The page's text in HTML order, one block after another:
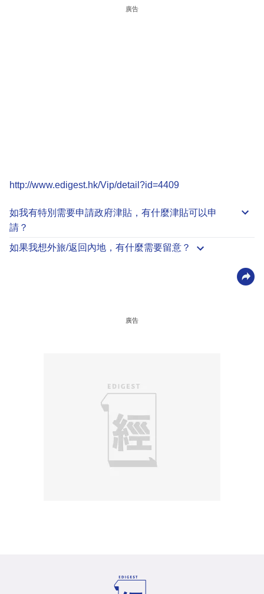
廣告
http://www.edigest.hk/Vip/detail?id=4409
如我有特別需要申請政府津貼 ，有什麼津貼可以申
請？
如果我想外旅/返回內地，有什麼需要留意？
廣告